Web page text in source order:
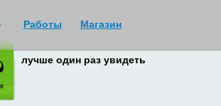
Работы Магазин
лучше один раз увидеть